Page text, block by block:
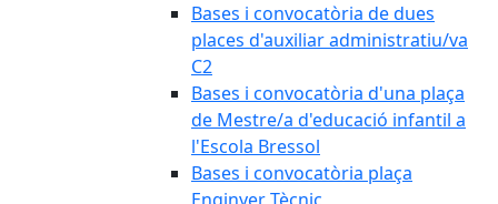
Bases i convocatòria de dues
places d'auxiliar administratiu/va
C2
Bases i convocatòria d'una plaça
de Mestre/a d'educació infantil a
l'Escola Bressol
Bases i convocatòria plaça